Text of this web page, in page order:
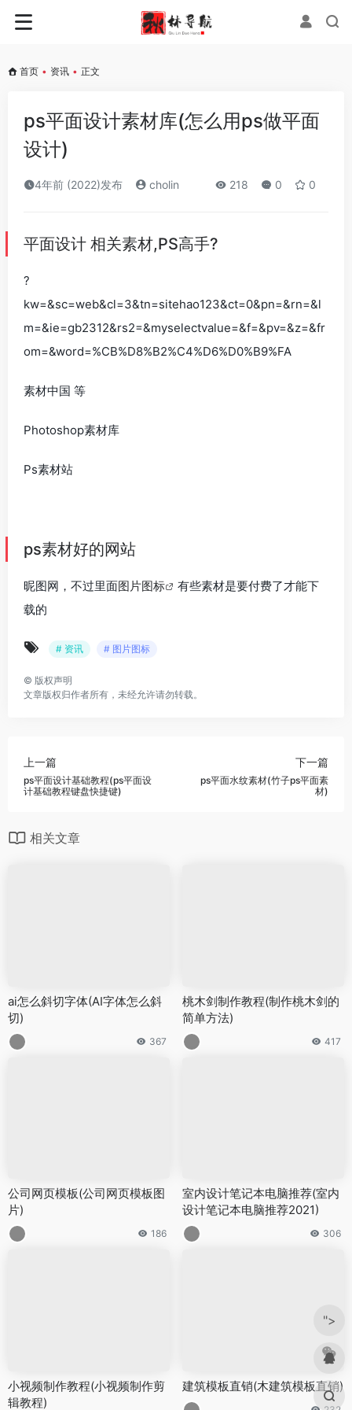
首页 • 资讯 • 正文
ps平面设计素材库(怎么用ps做平面
设计)
4年前 (2022)发布 cholin 218 0 0
平面设计 相关素材,PS高手?
?
kw=&sc=web&cl=3&tn=sitehao123&ct=0&pn=&rn=&l
m=&ie=gb2312&rs2=&myselectvalue=&f=&pv=&z=&fr
om=&word=%CB%D8%B2%C4%D6%D0%B9%FA
素材中国 等
Photoshop素材库
Ps素材站
ps素材好的网站
昵图网，不过里面图片图标
有些素材是要付费了才能下
载的
# 资讯 # 图片图标
© 版权声明
文章版权归作者所有，未经允许请勿转载。
上一篇
ps平面设计基础教程(ps平面设
计基础教程键盘快捷键)
下一篇
ps平面水纹素材(竹子ps平面素
材)
相关文章
ai怎么斜切字体(AI字体怎么斜
切)
367
桃木剑制作教程(制作桃木剑的
简单方法)
417
公司网页模板(公司网页模板图
片)
186
室内设计笔记本电脑推荐(室内
设计笔记本电脑推荐2021)
306
小视频制作教程(小视频制作剪
辑教程)
建筑模板直销(木建筑模板直销)
">